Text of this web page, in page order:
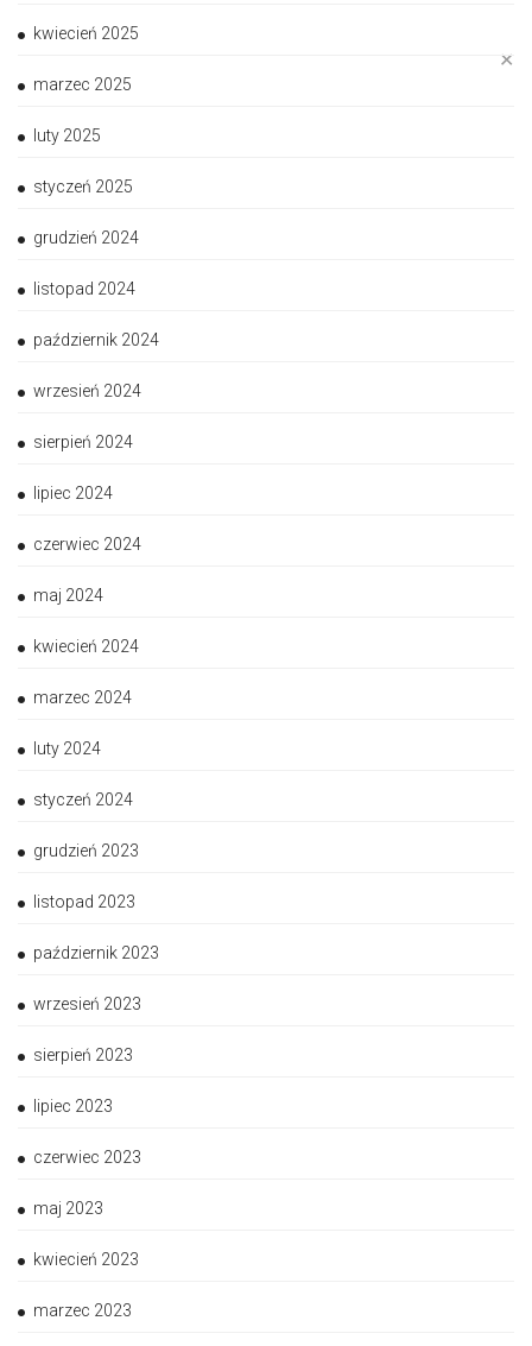
✕
kwiecień 2025
marzec 2025
luty 2025
styczeń 2025
grudzień 2024
listopad 2024
październik 2024
wrzesień 2024
sierpień 2024
lipiec 2024
czerwiec 2024
maj 2024
kwiecień 2024
marzec 2024
luty 2024
styczeń 2024
grudzień 2023
listopad 2023
październik 2023
wrzesień 2023
sierpień 2023
lipiec 2023
czerwiec 2023
maj 2023
kwiecień 2023
marzec 2023